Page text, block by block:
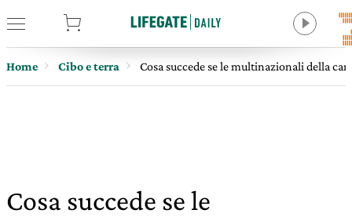
Home Cibo e terra Cosa succede se le multinazionali della
Cosa succede se le